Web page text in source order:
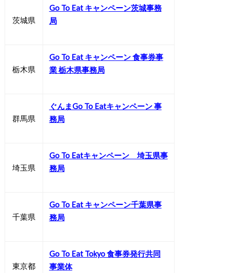
茨城県
Go To Eat キャンペーン茨城事務
局
栃木県
Go To Eat キャンペーン 食事券事
業 栃木県事務局
群馬県
ぐんまGo To Eatキャンペーン 事
務局
埼玉県
Go To Eatキャンペーン 埼玉県事
務局
千葉県
Go To Eat キャンペーン千葉県事
務局
東京都
Go To Eat Tokyo 食事券発行共同
事業体